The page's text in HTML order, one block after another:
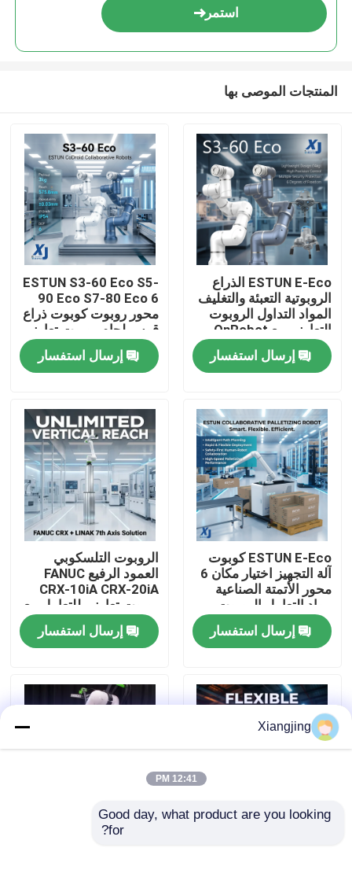
المنزل
المنتجات
فيديوهات
معلومات عنا
جولة في المعمل
اتصل بنا
اطلب اقتباس
استمر
المنتجات الموصى بها
ESTUN E-Eco الذراع
الروبوتية التعبئة والتغليف
المواد التداول الروبوت
التعاوني مع OnRobot
المقبض
إرسال استفسار
ESTUN S3-60 Eco S5-
90 Eco S7-80 Eco 6
محور روبوت كوبوت ذراع
قوس لحام روبوت تعاوني
CNGBS محرك تحديد
المواقع لحامإرسال استفسار
ESTUN E-Eco كوبوت
آلة التجهيز اختيار مكان 6
محور الأتمتة الصناعية
مواد التعامل الروبوت
التعاوني
إرسال استفسار
الروبوت التلسكوبي
العمود الرفيع FANUC
CRX-10iA CRX-20iA
روبوت تعاوني للتعامل مع
الحاويات
إرسال استفسار
الروبوت التعاوني من
Xiangjing
12:41 PM
Good day, what product are you looking
for?